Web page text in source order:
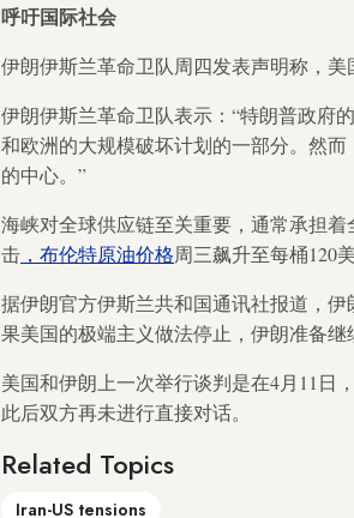
呼吁国际社会
伊朗伊斯兰革命卫队周四发表声明称，
伊朗伊斯兰革命卫队表示：“特朗普政府
和欧洲的大规模破坏计划的一部分。然
的中心。”
海峡对全球供应链至关重要，通常承担
击 ，布伦特原油价格周三飙升至每桶120
据伊朗官方伊斯兰共和国通讯社报道，
果美国的极端主义做法停止，伊朗准备继
美国和伊朗上一次举行谈判是在4月11日
此后双方再未进行直接对话。
Related Topics
Iran-US tensions